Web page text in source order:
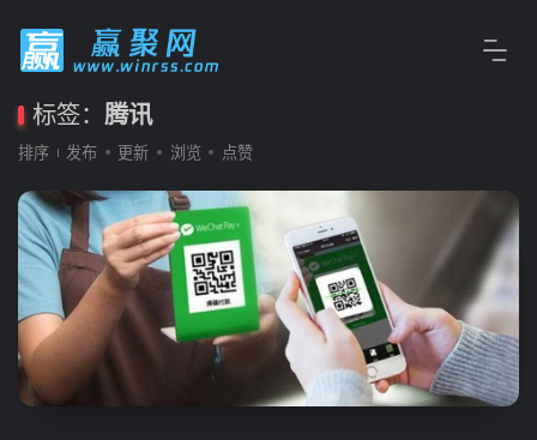
标签： 腾讯
排序 发布 更新 浏览 点赞